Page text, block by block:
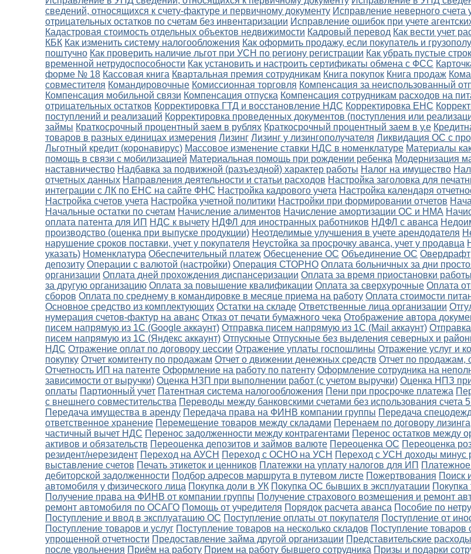
сведений, относящихся к счету-фактуре и первичному документу Исправление неверного счета
отрицательных остатков по счетам без инвентаризации Исправление ошибок при учете
Кадастровая стоимость отдельных объектов недвижимости Кадровый перевод Как вести учет
КБК Как изменить систему налогообложения Как оформить продажу, если покупатель и
поштучно Как проверить наличие льгот при УСН по региону регистрации Как убрать пустые
временной нетрудоспособности Как установить и настроить сертификаты обмена с ФСС
форме № 18 Кассовая книга Квартальная премия сотрудникам Книга покупок Книга продаж
совместителя Командировочные Комиссионная торговля Компенсация за неиспользованный
Компенсация мобильной связи Компенсация отпуска Компенсация сотрудникам расходов на
отрицательных остатков Корректировка ГТД и восстановление НДС Корректировка ЕНС
поступлений и реализаций Корректировка проведенных документов (поступления или
займы Краткосрочный процентный заем в рублях Краткосрочный процентный заем в у.е
товаров в разных единицах измерения Лизинг Лизинг у лизингополучателя Ликвидация ОС с
Льготный кредит (коронавирус) Массовое изменение ставки НДС в номенклатуре Материалы
помощь в связи с мобилизацией Материальная помощь при рождении ребенка Модернизация
наставничество Надбавка за подвижной (разъездной) характер работы Налог на имущество
отчетных данных Направления деятельности и статьи расходов Настройка заголовка для
интеграции с ЛК по ЕНС на сайте ФНС Настройка кадрового учета Настройка календаря
Настройка счетов учета Настройка учетной политики Настройки при формировании отчетов
Начальные остатки по счетам Начисление алиментов Начисление амортизации ОС и НМА
оплата патента для ИП НДС к вычету НДФЛ для иностранных работников НДФЛ с аванса
производство (оценка при выпуске продукции) Неотделимые улучшения в учете арендодателя
нарушение сроков поставки, учет у покупателя Неустойка за просрочку аванса, учет у продавца
указать) Номенклатура Обеспечительный платеж Обесценение ОС Объединение ОС Овердрафт
депозиту Операции с валютой (настройки) Операция СТОРНО Оплата больничных за дни
организации Оплата дней прохождения диспансеризации Оплата за время приостановки
за другую организацию Оплата за повышение квалификации Оплата за сверхурочные Оплата
сборов Оплата по среднему в командировке в месяце приема на работу Оплата стоимости
Основное средство из комплектующих Остатки на складе Ответственные лица организации
нумерация счетов-фактур на аванс Отказ от печати бумажного чека Отображение автора
писем напрямую из 1С (Google аккаунт) Отправка писем напрямую из 1С (Mail аккаунт)
писем напрямую из 1С (Яндекс аккаунт) Отпускные Отпускные без выделения северных и
НДС Отражение оплат по договору цессии Отражение уплаты госпошлины Отражение услуг и
покупку Отчет комитенту по продажам Отчет о движении денежных средств Отчет по продажам,
Отчетность ИП на патенте Оформление на работу по патенту Оформление сотрудника на
зависимости от выручки) Оценка НЗП при выполнении работ (с учетом выручки) Оценка НПЗ
оплаты Партионный учет Патентная система налогообложения Пени при просрочке платежа
с внешнего совместительства Переводы между банковскими счетами без использования счета
Передача имущества в аренду Передача права на ФИНВ компании группы Передача
ответственное хранение Перемещение товаров между складами Перенаем по договору лизинга
частичный вычет НДС Перенос задолженности между контрагентами Перенос остатков между
активов и обязательств Переоценка депозитов и займов валюте Переоценка ОС Переоценка
резидент/нерезидент Переход на АУСН Переход с ОСНО на УСН Переход с УСН доходы
выставление счетов Печать этикеток и ценников Платежки на уплату налогов для ИП
дебиторской задолженности Подбор адресов маршрута в путевом листе Пожертвования Поиск
автомобиля у физического лица Покупка доли в УК Покупка ОС бывших в эксплуатации Покупка
Получение права на ФИНВ от компании группы Получение страхового возмещения и ремонт
ремонт автомобиля по ОСАГО Помощь от учредителя Порядок расчета аванса Пособие по
Поступление и ввод в эксплуатацию ОС Поступление оплаты от покупателя Поступление от
Поступление товаров и услуг Поступление товаров на несколько складов Поступление товаров
упрощенной отчетности Предоставление займа другой организации Представительские расходы
после увольнения Приём на работу Прием на работу бывшего сотрудника Призы и подарки